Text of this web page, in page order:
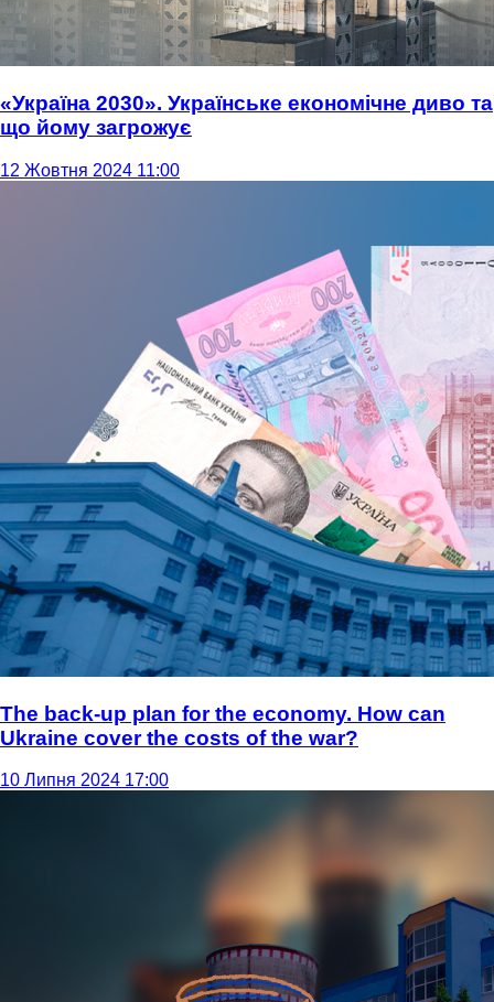
«Україна 2030». Українське економічне диво та
що йому загрожує
12 Жовтня 2024 11:00
The back-up plan for the economy. How can
Ukraine cover the costs of the war?
10 Липня 2024 17:00